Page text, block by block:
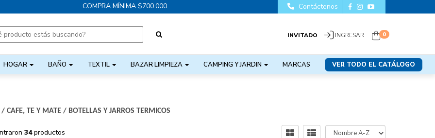
COMPRA MÍNIMA $700.000
INVITADO INGRESAR 0
HOGAR BAÑO TEXTIL BAZAR LIMPIEZA CAMPING Y JARDIN MARCAS VER TODO EL CATÁLOGO
Contáctenos
CAFE, TE Y MATE/ BOTELLAS Y JARROS TERMICOS
34productos